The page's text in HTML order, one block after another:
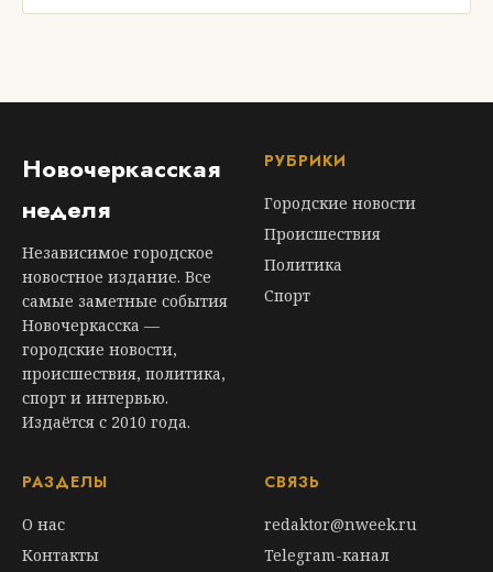
Новочеркасская
неделя
Независимое городское
новостное издание. Все
самые заметные события
Новочеркасска —
городские новости,
происшествия, политика,
спорт и интервью.
Издаётся с 2010 года.
РУБРИКИ
Городские новости
Происшествия
Политика
Спорт
РАЗДЕЛЫ
О нас
Контакты
СВЯЗЬ
redaktor@nweek.ru
Telegram-канал